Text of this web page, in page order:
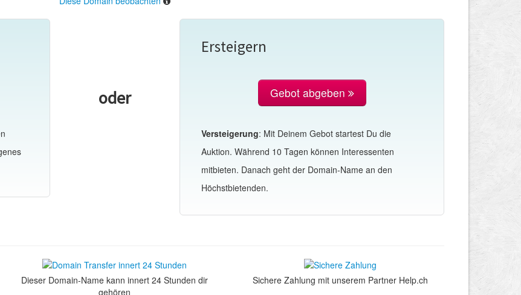
oder
Ersteigern
Gebot abgeben
Versteigerung: Mit Deinem Gebot startest Du die
Auktion. Während 10 Tagen können Interessenten
mitbieten. Danach geht der Domain-Name an den
Höchstbietenden.
Dieser Domain-Name kann innert 24 Stunden dir
gehören
Sichere Zahlung mit unserem Partner Help.ch